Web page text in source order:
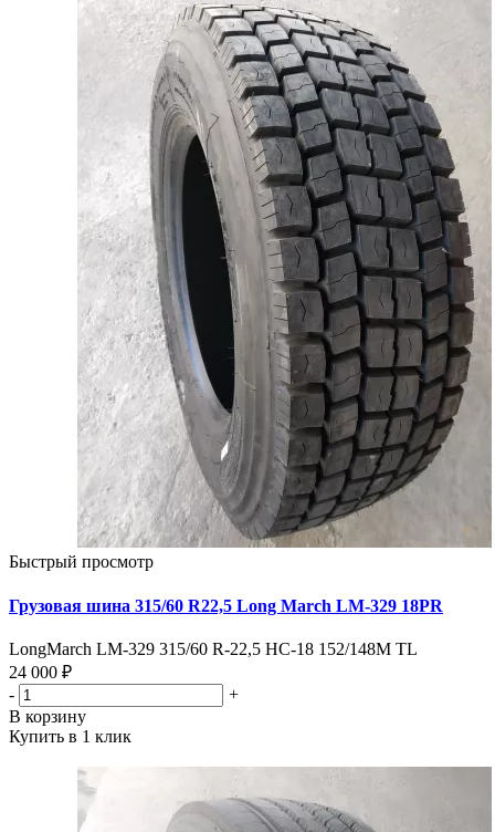
Быстрый просмотр
Грузовая шина 315/60 R22,5 Long March LM-329 18PR
LongMarch LM-329 315/60 R-22,5 НС-18 152/148М TL
24 000 ₽
-
+
В корзину
Купить в 1 клик